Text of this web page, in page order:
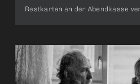
Restkarten an der Abendkasse